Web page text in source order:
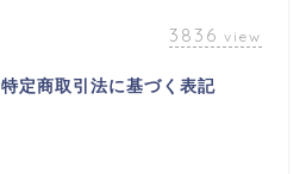
3836 view
特定商取引法に基づく表記